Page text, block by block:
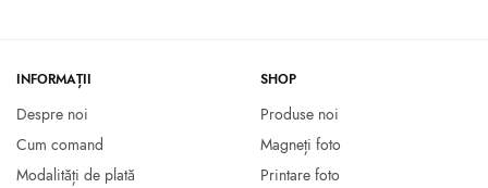
INFORMAȚII
Despre noi
Cum comand
Modalități de plată
SHOP
Produse noi
Magneți foto
Printare foto